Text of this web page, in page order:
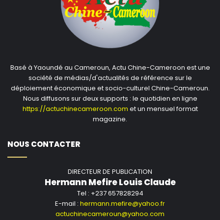
Monsieur le Président de Chambre de Commerce
de Chine au Cameroun, s’il fallait améliorer
quelque chose dans le cadre de la coopération
voulu que ce soit quoi ?
Pour renforcer les échanges économiques et
commerciaux entre nos deux pays, je souhaiterais que
le gouvernement camerounais accorde plus de
entre nos deux pays a un très bon potentiel. Plus
d’accueils et d’orientations. La Chambre de commerce
de Chine au Cameroun projette de construire d’ici peu
un parc industriel sino-camerounais. Nous souhaiterions
obtenir du gouvernement camerounais, des facilités
Basé à Yaoundé au Cameroun, Actu Chine-Cameroon est une
société de médias/d'actualités de référence sur le
déploiement économique et socio-culturel Chine-Cameroun.
Nous diffusons sur deux supports : le quotidien en ligne
https://actuchinecameroon.com et un mensuel format
magazine.
NOUS CONTACTER
DIRECTEUR DE PUBLICATION
Hermann Mefire Louis Claude
Tel : +237 657828294
E-mail : hermann.mefire@yahoo.fr
actuchinecameroun@yahoo.com